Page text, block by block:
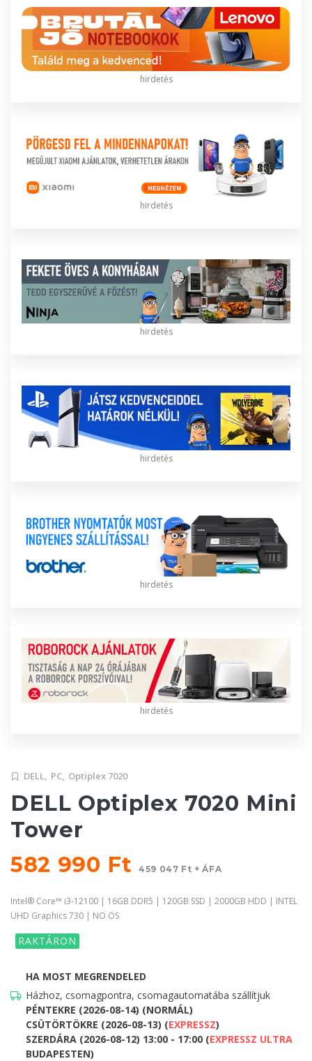
hirdetés
hirdetés
hirdetés
hirdetés
hirdetés
hirdetés
DELL, PC, Optiplex 7020
DELL Optiplex 7020 Mini
Tower
582 990 Ft459 047 Ft + ÁFA
Intel® Core™ i3-12100 | 16GB DDR5 | 120GB SSD | 2000GB HDD | INTEL
UHD Graphics 730 | NO OS
RAKTÁRON
HA MOST MEGRENDELED
Házhoz, csomagpontra, csomagautomatába szállítjuk
PÉNTEKRE (2026-08-14) (NORMÁL)
CSÜTÖRTÖKRE (2026-08-13) (EXPRESSZ)
SZERDÁRA (2026-08-12) 13:00 - 17:00 (EXPRESSZ ULTRA
BUDAPESTEN)